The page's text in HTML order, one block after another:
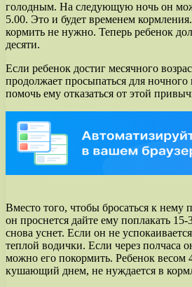
голодным. На следующую ночь он
5.00. Это и будет временем
кормить не нужно. Теперь ребенок
десяти.
Если ребенок достиг месячного
продолжает просыпаться для
помочь ему отказаться от этой
Вместо того, чтобы бросаться к нему
он проснется дайте ему поплакать
снова уснет. Если он не
теплой водички. Если через полчаса
можно его покормить. Ребенок весом
кушающий днем, не нуждается в